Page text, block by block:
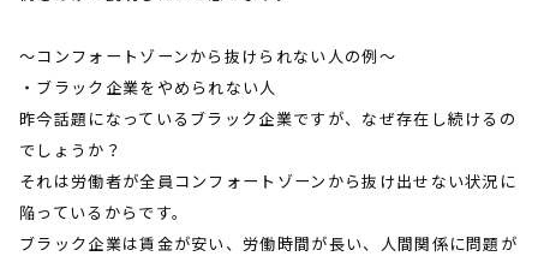
～コンフォートゾーンから抜けられない人の例～
・ブラック企業をやめられない人
昨今話題になっているブラック企業ですが、なぜ存在し続けるの
でしょうか？
それは労働者が全員コンフォートゾーンから抜け出せない状況に
陥っているからです。
ブラック企業は賃金が安い、労働時間が長い、人間関係に問題が